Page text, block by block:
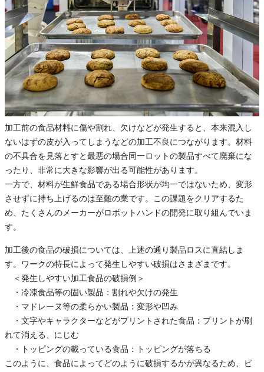
加工前の食品材料に傷や割れ、欠けなどが発生すると、本来混入し
ないはずの皮が入ってしまうなどの加工不良につながります。材料
の不具合を見落とすと最悪の場合同一ロットの製品すべて廃棄にな
ったり、非常に大きな影響が出る可能性があります。
一方で、材料が生鮮食品である場合形状が均一ではないため、変形
させずに持ち上げるのは至難の業です。この課題をクリアするた
め、たくさんのメーカーがロボットハンドの開発に取り組んでいま
す。
加工後の食品の破損については、上述の通り製品ロスに直結しま
す。ワークの特長によって発生しやすい破損はさまざまです。
＜発生しやすい加工食品の破損例＞
・冷凍食品等の固い製品：割れや欠けの発生
・マドレーヌ等の柔らかい製品：変形や凹み
・文字やキャラクターなどがプリントされた食品：プリントが刷
れて消える、にじむ
・トッピングの載っている食品：トッピングが落ちる
このように、食品によってどのように破損するかが異なるため、ピ